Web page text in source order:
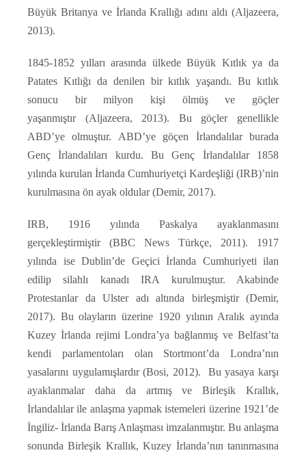
Büyük Britanya ve İrlanda Krallığı adını aldı (Aljazeera,
2013).
1845-1852 yılları arasında ülkede Büyük Kıtlık ya da
Patates Kıtlığı da denilen bir kıtlık yaşandı. Bu kıtlık
sonucu bir milyon kişi ölmüş ve göçler
yaşanmıştır (Aljazeera, 2013). Bu göçler genellikle
ABD’ye olmuştur. ABD’ye göçen İrlandalılar burada
Genç İrlandalıları kurdu. Bu Genç İrlandalılar 1858
yılında kurulan İrlanda Cumhuriyetçi Kardeşliği (IRB)’nin
kurulmasına ön ayak oldular (Demir, 2017).
IRB, 1916 yılında Paskalya ayaklanmasını
gerçekleştirmiştir (BBC News Türkçe, 2011). 1917
yılında ise Dublin’de Geçici İrlanda Cumhuriyeti ilan
edilip silahlı kanadı IRA kurulmuştur. Akabinde
Protestanlar da Ulster adı altında birleşmiştir (Demir,
2017). Bu olayların üzerine 1920 yılının Aralık ayında
Kuzey İrlanda rejimi Londra’ya bağlanmış ve Belfast’ta
kendi parlamentoları olan Stortmont’da Londra’nın
yasalarını uygulamışlardır(Bosi, 2012). Bu yasaya karşı
ayaklanmalar daha da artmış ve Birleşik Krallık,
İrlandalılar ile anlaşma yapmak istemeleri üzerine 1921’de
İngiliz- İrlanda Barış Anlaşması imzalanmıştır. Bu anlaşma
sonunda Birleşik Krallık, Kuzey İrlanda’nın tanınmasına